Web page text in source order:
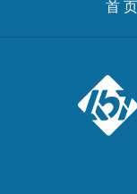
首 页